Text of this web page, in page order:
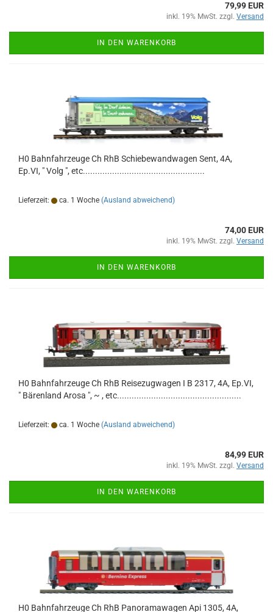
79,99 EUR
inkl. 19% MwSt. zzgl. Versand
IN DEN WARENKORB
H0 Bahnfahrzeuge Ch RhB Schiebewandwagen Sent, 4A,
Ep.VI, " Volg ", etc..................................................
Lieferzeit: ca. 1 Woche (Ausland abweichend)
74,00 EUR
inkl. 19% MwSt. zzgl. Versand
IN DEN WARENKORB
H0 Bahnfahrzeuge Ch RhB Reisezugwagen I B 2317, 4A, Ep.VI,
" Bärenland Arosa ", ~ , etc...................................................
Lieferzeit: ca. 1 Woche (Ausland abweichend)
84,99 EUR
inkl. 19% MwSt. zzgl. Versand
IN DEN WARENKORB
H0 Bahnfahrzeuge Ch RhB Panoramawagen Api 1305, 4A,